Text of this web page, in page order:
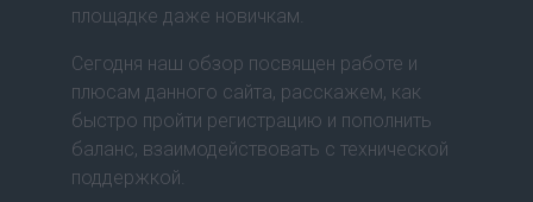
площадке даже новичкам.
Сегодня наш обзор посвящен работе и
плюсам данного сайта, расскажем, как
быстро пройти регистрацию и пополнить
баланс, взаимодействовать с технической
поддержкой.